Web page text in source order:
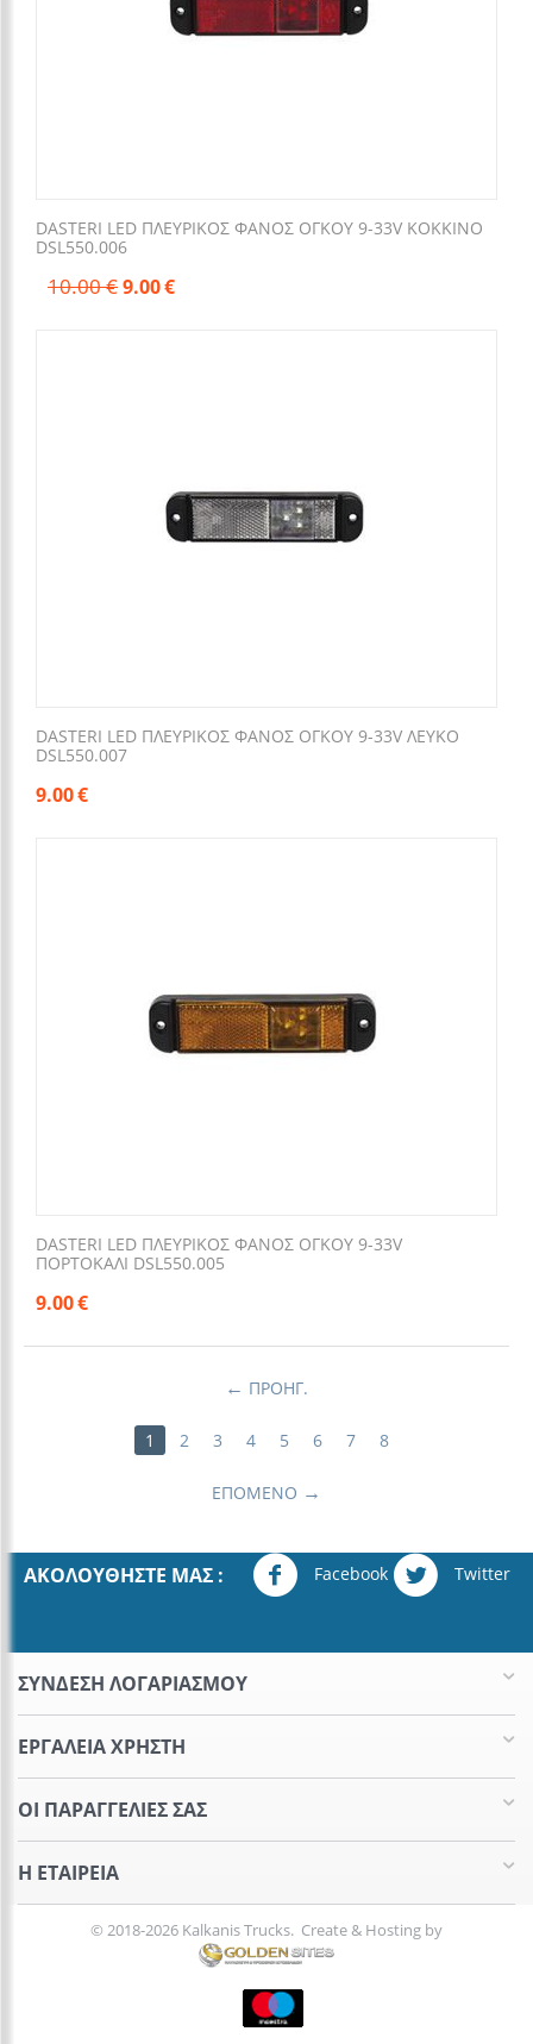
DASTERI LED ΠΛΕΥΡΙΚΟΣ ΦΑΝΟΣ ΟΓΚΟΥ 9-33V ΚΟΚΚΙΝΟ
DSL550.006
10.00€9.00€
DASTERI LED ΠΛΕΥΡΙΚΟΣ ΦΑΝΟΣ ΟΓΚΟΥ 9-33V ΛΕΥΚΟ
DSL550.007
9.00€
DASTERI LED ΠΛΕΥΡΙΚΟΣ ΦΑΝΟΣ ΟΓΚΟΥ 9-33V
ΠΟΡΤΟΚΑΛΙ DSL550.005
9.00€
ΠΡΟΗΓ.
1 2 3 4 5 6 7 8
ΕΠΌΜΕΝΟ
ΑΚΟΛΟΥΘΉΣΤΕ ΜΑΣ : Facebook Twitter
ΣΥΝΔΕΣΗ ΛΟΓΑΡΙΑΣΜΟΥ​
ΕΡΓΑΛΕΊΑ ΧΡΉΣΤΗ
ΟΙ ΠΑΡΑΓΓΕΛΊΕΣ​ ΣΑΣ
Η ΕΤΑΙΡΕΊΑ​
© 2018-2026 Kalkanis Trucks. Create & Hosting by